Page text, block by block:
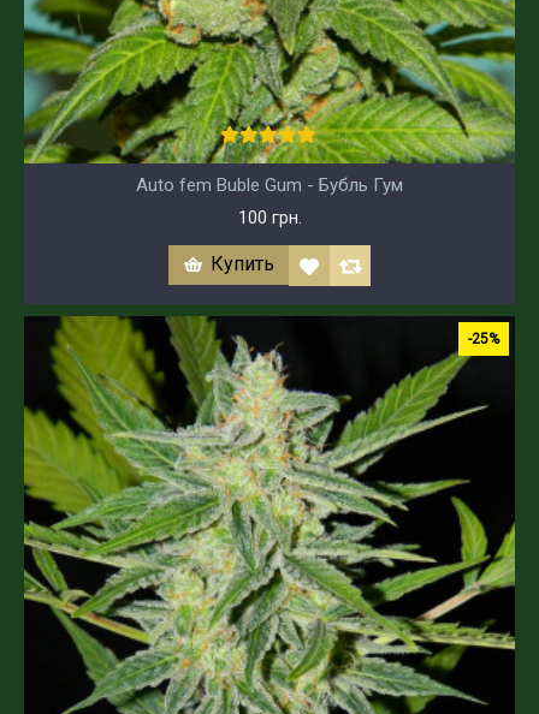
Auto fem Buble Gum - Бубль Гум
100 грн.
Купить
-25%